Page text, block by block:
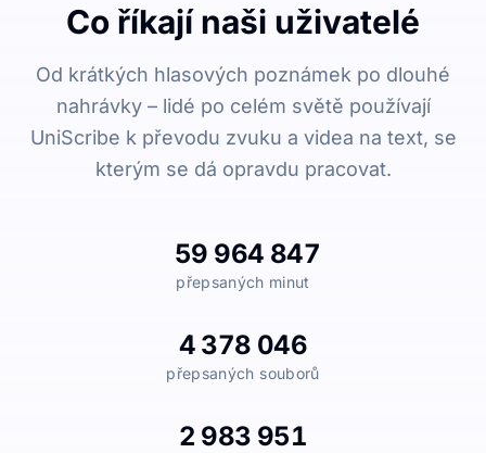
Co říkají naši uživatelé
Od krátkých hlasových poznámek po dlouhé
nahrávky – lidé po celém světě používají
UniScribe k převodu zvuku a videa na text, se
kterým se dá opravdu pracovat.
59 964 847
přepsaných minut
4 378 046
přepsaných souborů
2 983 951